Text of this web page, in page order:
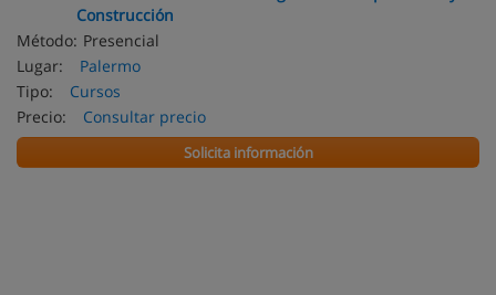
Construcción
Método: Presencial
Lugar:
Palermo
Tipo:
Cursos
Precio:
Consultar precio
Solicita información